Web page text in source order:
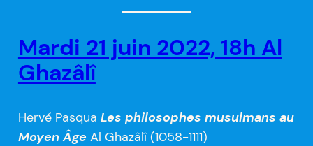
Mardi 21 juin 2022, 18h Al
Ghazâlî
Hervé Pasqua Les philosophes musulmans au
Moyen Âge Al Ghazâlî (1058-1111)